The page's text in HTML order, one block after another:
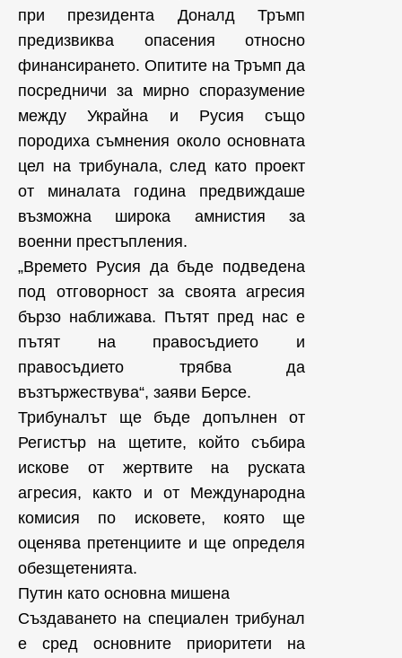
при президента Доналд Тръмп
предизвиква опасения относно
финансирането. Опитите на Тръмп да
посредничи за мирно споразумение
между Украйна и Русия също
породиха съмнения около основната
цел на трибунала, след като проект
от миналата година предвиждаше
възможна широка амнистия за
военни престъпления.
„Времето Русия да бъде подведена
под отговорност за своята агресия
бързо наближава. Пътят пред нас е
пътят на правосъдието и
правосъдието трябва да
възтържествува“, заяви Берсе.
Трибуналът ще бъде допълнен от
Регистър на щетите, който събира
искове от жертвите на руската
агресия, както и от Международна
комисия по исковете, която ще
оценява претенциите и ще определя
обезщетенията.
Путин като основна мишена
Създаването на специален трибунал
е сред основните приоритети на